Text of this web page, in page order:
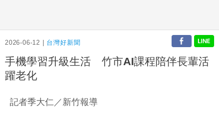
2026-06-12 | 台灣好新聞
手機學習升級生活 竹市AI課程陪伴長輩活
躍老化
記者季大仁／新竹報導